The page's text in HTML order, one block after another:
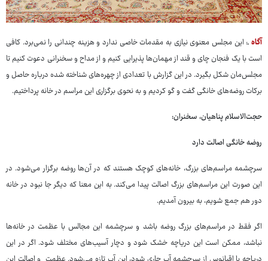
آگاهـ: این مجلس معنوی نیازی به مقدمات خاصی ندارد و هزینه چندانی را نمی‌برد. کافی
است با یک فنجان چای و قند از مهمان‌ها پذیرایی کنیم و از مداح و سخنرانی دعوت کنیم تا
مجلس‌مان شکل بگیرد. در این گزارش با تعدادی از چهره‌های شناخته شده درباره حاصل و
برکات روضه‌های خانگی گفت و گو کردیم و به نحوی برگزاری این مراسم در خانه پرداختیم.
حجت‌الاسلام پناهیان، سخنران:
روضه خانگی اصالت دارد
سرچشمه مراسم‌های بزرگ، خانه‌های کوچک هستند که در آن‌ها روضه برگزار می‌شود. در
این صورت این مراسم‌های بزرگ اصالت پیدا می‌کند. به این معنا که دیگر جا نبود در خانه
دور هم جمع شویم، به بیرون آمدیم.
اگر فقط در مراسم‌های بزرگ روضه باشد و سرچشمه این مجالس با عظمت در خانه‌ها
نباشد، ممکن است این دریاچه خشک شود و دچار آسیب‌های مختلف شود. اگر در این